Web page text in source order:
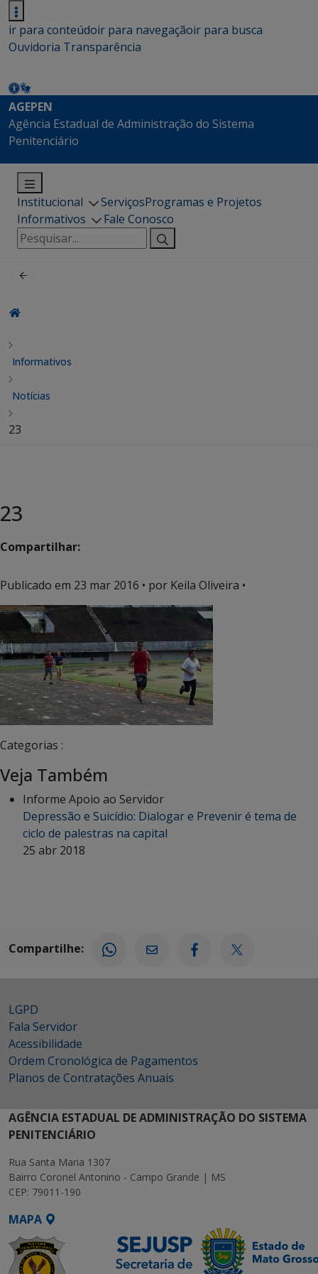
ir para conteúdoir para navegaçãoir para busca
Ouvidoria Transparência
AGEPEN
Agência Estadual de Administração do Sistema
Penitenciário
Institucional ServiçosProgramas e Projetos
Informativos
Fale Conosco
Pesquisar
por:
Informativos
Notícias
23
23
Compartilhar:
Publicado em 23 mar 2016 • por Keila Oliveira •
Categorias :
Veja Também
Informe Apoio ao Servidor
Depressão e Suicídio: Dialogar e Prevenir é tema de
ciclo de palestras na capital
25 abr 2018
Compartilhe:
LGPD
Fala Servidor
Acessibilidade
Ordem Cronológica de Pagamentos
Planos de Contratações Anuais
AGÊNCIA ESTADUAL DE ADMINISTRAÇÃO DO SISTEMA
PENITENCIÁRIO
Rua Santa Maria 1307
Bairro Coronel Antonino - Campo Grande | MS
CEP: 79011-190
MAPA